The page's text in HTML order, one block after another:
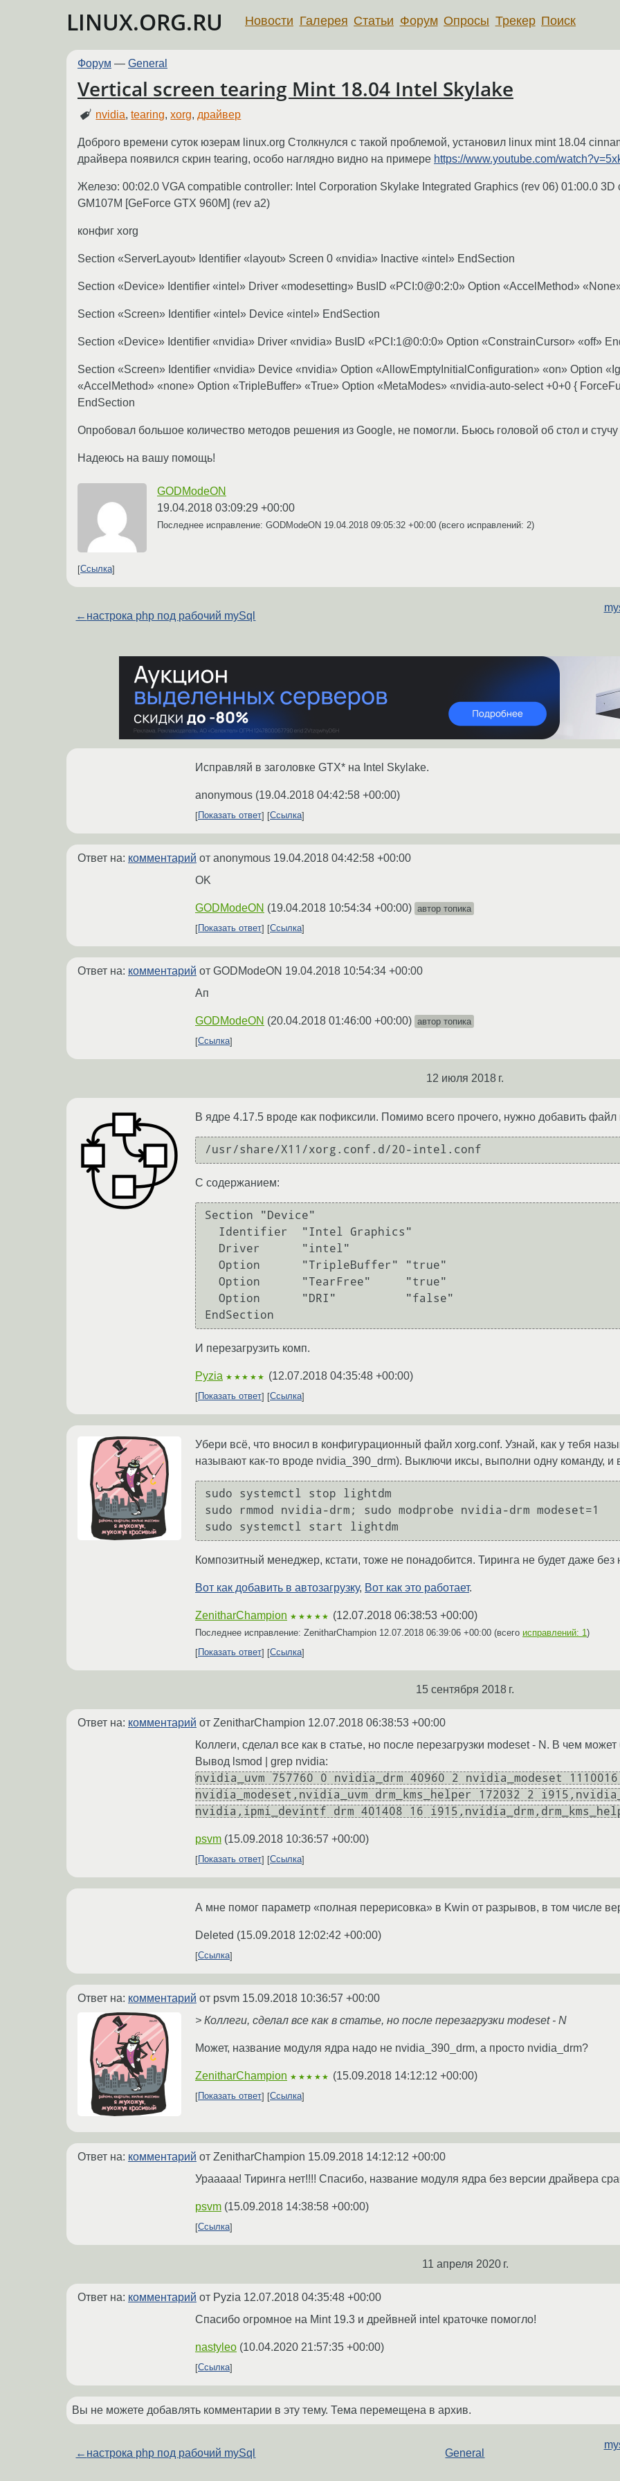
LINUX.ORG.RU Новости Галерея Статьи Форум Опросы Трекер Поиск
Форум — General
Vertical screen tearing Mint 18.04 Intel Skylake
nvidia,tearing,xorg, драйвер
Доброго времени суток юзерам linux.org Столкнулся с такой проблемой, установил linux mint 18.04
драйвера появился скрин tearing, особо наглядно видно на примере https://www.youtube.com/
Железо: 00:02.0 VGA compatible controller: Intel Corporation Skylake Integrated Graphics (rev 06) 01:00.0 3D
GM107M [GeForce GTX 960M] (rev a2)
конфиг xorg
Section «ServerLayout» Identifier «layout» Screen 0 «nvidia» Inactive «intel» EndSection
Section «Device» Identifier «intel» Driver «modesetting» BusID «PCI:0@0:2:0» Option «AccelMethod»
Section «Screen» Identifier «intel» Device «intel» EndSection
Section «Device» Identifier «nvidia» Driver «nvidia» BusID «PCI:1@0:0:0» Option «ConstrainCursor» «off»
Section «Screen» Identifier «nvidia» Device «nvidia» Option «AllowEmptyInitialConfiguration» «on» Option
«AccelMethod» «none» Option «TripleBuffer» «True» Option «MetaModes» «nvidia-auto-select +0+0 {
EndSection
Опробовал большое количество методов решения из Google, не помогли. Бьюсь головой об стол и
Надеюсь на вашу помощь!
GODModeON
19.04.2018 03:09:29 +00:00
Последнее исправление: GODModeON 19.04.2018 09:05:32 +00:00 (всего исправлений: 2)
Ссылка
← настрока php под рабочий mySql
Исправляй в заголовке GTX* на Intel Skylake.
anonymous (19.04.2018 04:42:58 +00:00)
Показать ответ Ссылка
Ответ на: комментарий от anonymous 19.04.2018 04:42:58 +00:00
OK
GODModeON (19.04.2018 10:54:34 +00:00) автор топика
Показать ответ
Ссылка
Ответ на: комментарий от GODModeON 19.04.2018 10:54:34 +00:00
Ап
GODModeON (20.04.2018 01:46:00 +00:00) автор топика
Ссылка
12 июля 2018 г.
В ядре 4.17.5 вроде как пофиксили. Помимо всего прочего, нужно добавить файл
С содержанием:
Section "Device"
И перезагрузить комп.
Pyzia ★★★★★ (12.07.2018 04:35:48 +00:00)
Показать ответ Ссылка
Убери всё, что вносил в конфигурационный файл xorg.conf. Узнай, как у тебя
называют как-то вроде nvidia_390_drm). Выключи иксы, выполни одну команду, и
sudo systemctl stop lightdm
sudo rmmod nvidia-drm; sudo modprobe nvidia-drm modeset=1
Композитный менеджер, кстати, тоже не понадобится. Тиринга не будет даже без
Вот как добавить в автозагрузку, Вот как это работает.
ZenitharChampion ★★★★★ (12.07.2018 06:38:53 +00:00)
Последнее исправление: ZenitharChampion 12.07.2018 06:39:06 +00:00 (всего исправлений: 1 )
Показать ответ
Ссылка
15 сентября 2018 г.
Ответ на: комментарий от ZenitharChampion 12.07.2018 06:38:53 +00:00
Коллеги, сделал все как в статье, но после перезагрузки modeset - N. В чем
Вывод lsmod | grep nvidia:
nvidia_uvm 757760 0 nvidia_drm 40960 2 nvidia_modeset
nvidia_modeset,nvidia_uvm drm_kms_helper 172032 2
nvidia,ipmi_devintf drm 401408 16
psvm (15.09.2018 10:36:57 +00:00)
Показать ответ Ссылка
А мне помог параметр «полная перерисовка» в Kwin от разрывов, в том числе
Deleted (15.09.2018 12:02:42 +00:00)
Ссылка
Ответ на: комментарий от psvm 15.09.2018 10:36:57 +00:00
> Коллеги, сделал все как в статье, но после перезагрузки modeset - N
Может, название модуля ядра надо не nvidia_390_drm, а просто nvidia_drm?
ZenitharChampion ★★★★★ (15.09.2018 14:12:12 +00:00)
Показать ответ Ссылка
Ответ на: комментарий от ZenitharChampion 15.09.2018 14:12:12 +00:00
Урааааа! Тиринга нет!!!! Спасибо, название модуля ядра без версии драйвера
psvm (15.09.2018 14:38:58 +00:00)
Ссылка
11 апреля 2020 г.
Ответ на: комментарий от Pyzia 12.07.2018 04:35:48 +00:00
Спасибо огромное на Mint 19.3 и дрейвней intel краточке помогло!
nastyleo (10.04.2020 21:57:35 +00:00)
Ссылка
Вы не можете добавлять комментарии в эту тему. Тема перемещена в архив.
← настрока php под рабочий mySql General